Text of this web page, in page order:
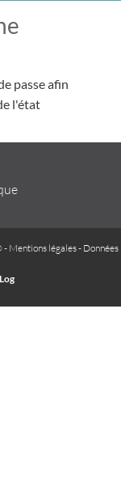
passe afin
l'état
- Mentions légales- Données